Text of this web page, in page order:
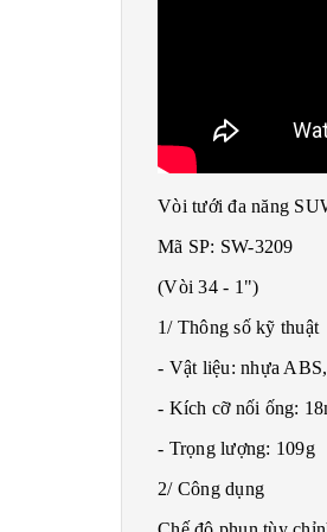
Vòi tưới đa năng
Mã SP: SW-3209
(Vòi 34 - 1")
1/ Thông số kỹ thuật
- Vật liệu: nhựa ABS,
- Kích cỡ nối ống:
- Trọng lượng: 109g
2/ Công dụng